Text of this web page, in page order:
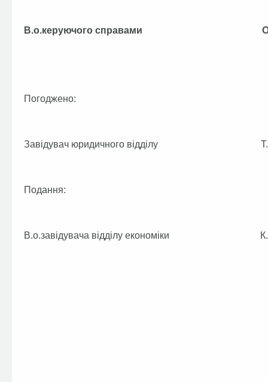
В.о.керуючого справами
Погоджено:
Завідувач юридичного відділу
Подання:
В.о.завідувача відділу економіки